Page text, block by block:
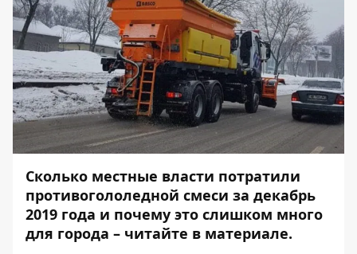
Сколько местные власти потратили
противогололедной смеси за декабрь
2019 года и почему это слишком много
для города – читайте в материале.